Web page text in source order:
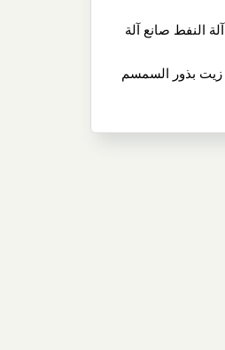
النفط صانع آلة
زيت بذور السمسم